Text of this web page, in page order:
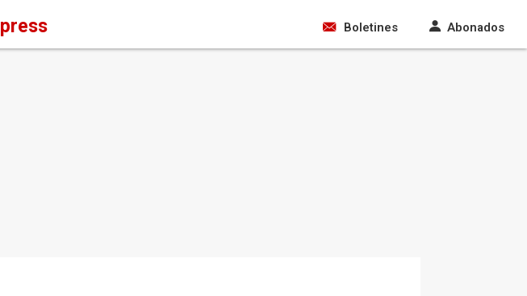
press Boletines Abonados